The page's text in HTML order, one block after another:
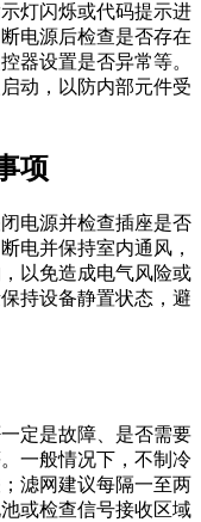
灯闪烁或代码提示进
电源后检查是否存在
器设置是否异常等。
动，以防内部元件受
项
电源并检查插座是否
电并保持室内通风，
以免造成电气风险或
持设备静置状态，避
定是故障、是否需要
一般情况下，不制冷
滤网建议每隔一至两
或检查信号接收区域